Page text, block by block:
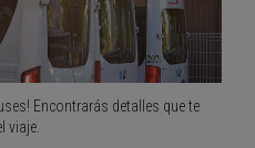
Encontrarás detalles que te
viaje.